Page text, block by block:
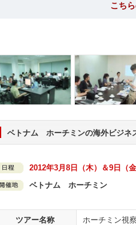
こち
ベトナム ホーチミンの海外ビジネ
2012年3月8日（木）＆9日（金
ベトナム ホーチミン
ツアー名称 ホーチミン視